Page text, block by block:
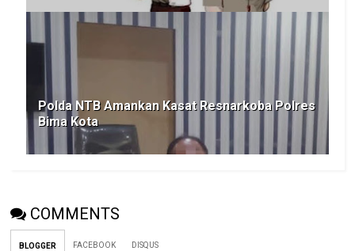
Polda NTB Amankan Kasat Resnarkoba Polres
Bima Kota
COMMENTS
BLOGGER FACEBOOK DISQUS